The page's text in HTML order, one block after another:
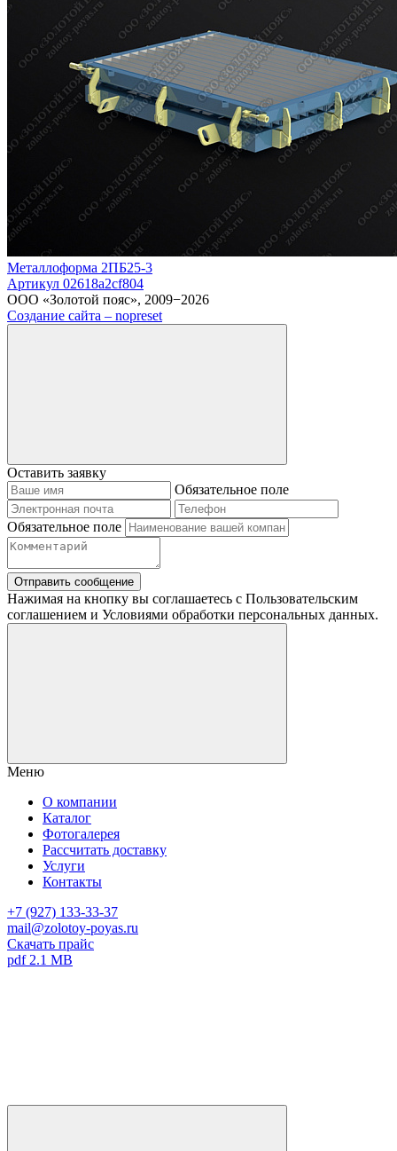
Металлоформа 2ПБ25-3
Артикул 02618a2cf804
ООО «Золотой пояс», 2009−2026
Создание сайта – nopreset
Оставить заявку
Обязательное поле
Обязательное поле
Отправить сообщение
Нажимая на кнопку вы соглашаетесь с Пользовательским
соглашением и Условиями обработки персональных данных.
Меню
О компании
Каталог
Фотогалерея
Рассчитать доставку
Услуги
Контакты
+7 (927) 133-33-37
mail@zolotoy-poyas.ru
Скачать прайс
pdf 2.1 MB